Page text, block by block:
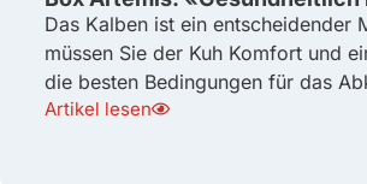
Das Kalben ist ein entscheidender
müssen Sie der Kuh Komfort und
die besten Bedingungen für das
Artikel lesen